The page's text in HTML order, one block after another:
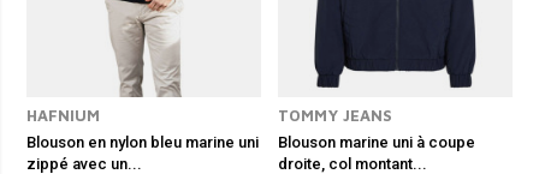
HAFNIUM
Blouson en nylon bleu marine uni
zippé avec un...
TOMMY JEANS
Blouson marine uni à coupe
droite, col montant...